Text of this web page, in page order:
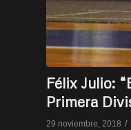
Félix Julio:
Primera
29 noviembre, 2018 /